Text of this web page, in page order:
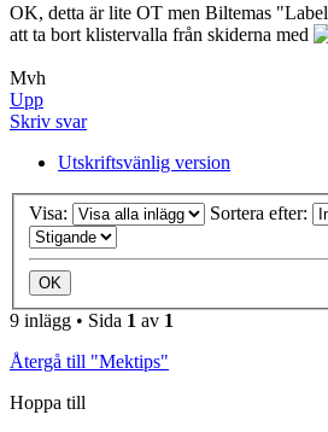
OK, detta är lite OT men Biltemas
att ta bort klistervalla från skiderna med
Mvh
Upp
Skriv svar
Utskriftsvänlig version
Visa: Sortera efter:
9 inlägg • Sida 1 av 1
Återgå till "Mektips"
Hoppa till